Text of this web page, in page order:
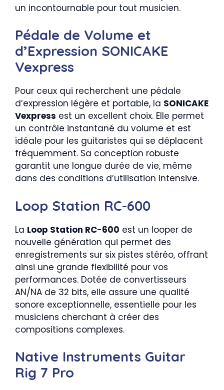
un incontournable pour tout musicien.
Pédale de Volume et
d’Expression SONICAKE
Vexpress
Pour ceux qui recherchent une pédale
d’expression légère et portable, la SONICAKE
Vexpress est un excellent choix. Elle permet
un contrôle instantané du volume et est
idéale pour les guitaristes qui se déplacent
fréquemment. Sa conception robuste
garantit une longue durée de vie, même
dans des conditions d’utilisation intensive.
Loop Station RC-600
La Loop Station RC-600 est un looper de
nouvelle génération qui permet des
enregistrements sur six pistes stéréo, offrant
ainsi une grande flexibilité pour vos
performances. Dotée de convertisseurs
AN/NA de 32 bits, elle assure une qualité
sonore exceptionnelle, essentielle pour les
musiciens cherchant à créer des
compositions complexes.
Native Instruments Guitar
Rig 7 Pro